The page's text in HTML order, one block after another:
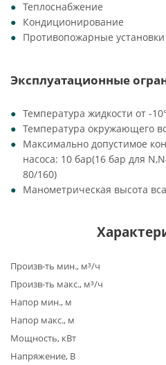
Теплоснабжение
Кондиционирование
Противопожарные установки
Эксплуатационные
Температура жидкости от -
Температура окружающего
Максимально допустимое
насоса: 10 бар(16 бар для
80/160)
Манометрическая высота
Произв-ть мин., м³/ч
Произв-ть макс., м³/ч
Напор мин., м
Напор макс., м
Мощность, кВт
Напряжение, В